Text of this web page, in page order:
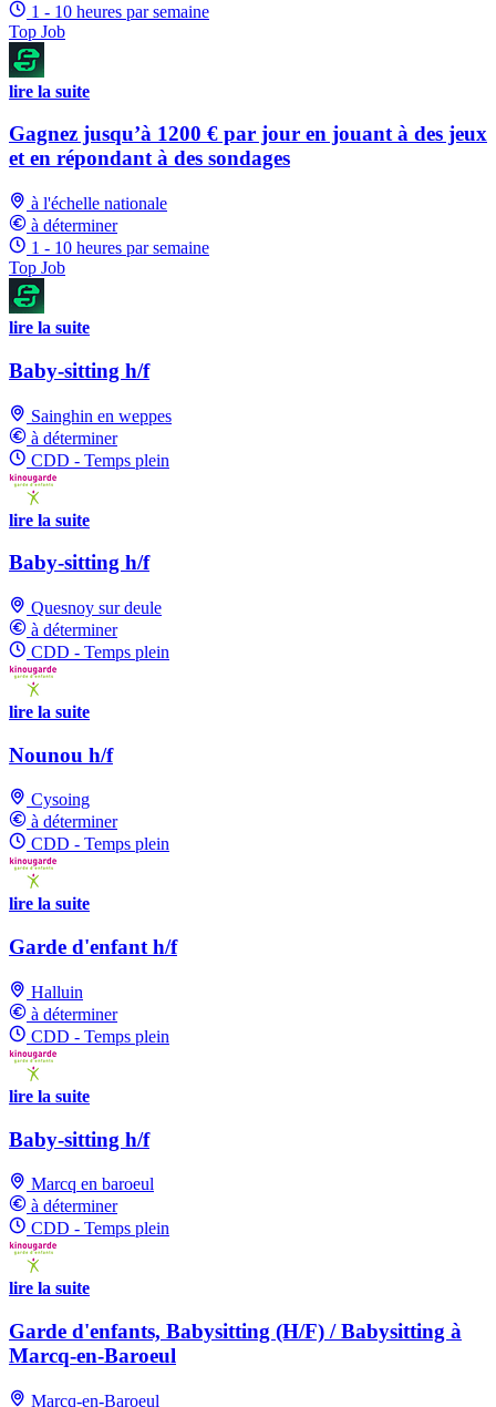
1 - 10 heures par semaine
Top Job
lire la suite
Gagnez jusqu’à 1200 € par jour en jouant à des jeux
et en répondant à des sondages
à l'échelle nationale
à déterminer
1 - 10 heures par semaine
Top Job
lire la suite
Baby-sitting h/f
Sainghin en weppes
à déterminer
CDD - Temps plein
lire la suite
Baby-sitting h/f
Quesnoy sur deule
à déterminer
CDD - Temps plein
lire la suite
Nounou h/f
Cysoing
à déterminer
CDD - Temps plein
lire la suite
Garde d'enfant h/f
Halluin
à déterminer
CDD - Temps plein
lire la suite
Baby-sitting h/f
Marcq en baroeul
à déterminer
CDD - Temps plein
lire la suite
Garde d'enfants, Babysitting (H/F) / Babysitting à
Marcq-en-Baroeul
Marcq-en-Baroeul